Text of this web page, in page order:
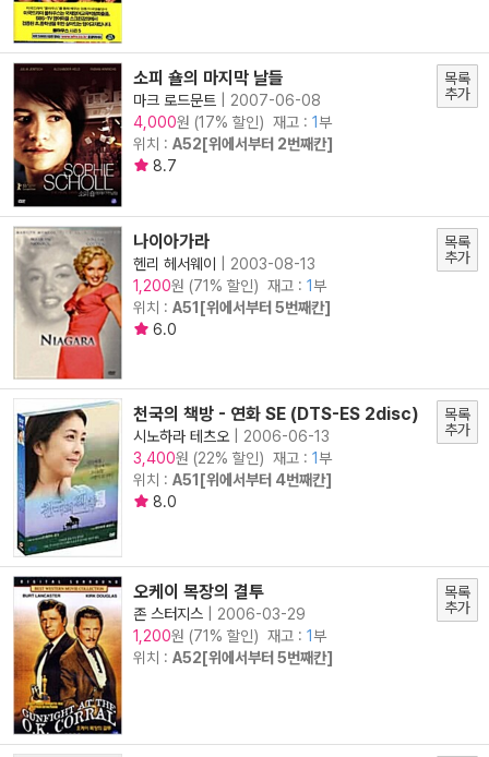
소피 숄의 마지막 날들
마크 로드문트 2007-06-08
4,000원 (17% 할인) 재고 : 1부
위치 : A52[위에서부터 2번째칸]
8.7
목록
추가
나이아가라
헨리 헤서웨이 2003-08-13
1,200원 (71% 할인) 재고 : 1부
위치 : A51[위에서부터 5번째칸]
6.0
목록
추가
천국의 책방 - 연화 SE (DTS-ES 2disc)
시노하라 테츠오 2006-06-13
3,400원 (22% 할인) 재고 : 1부
위치 : A51[위에서부터 4번째칸]
8.0
목록
추가
오케이 목장의 결투
존 스터지스 2006-03-29
1,200원 (71% 할인) 재고 : 1부
위치 : A52[위에서부터 5번째칸]
목록
추가